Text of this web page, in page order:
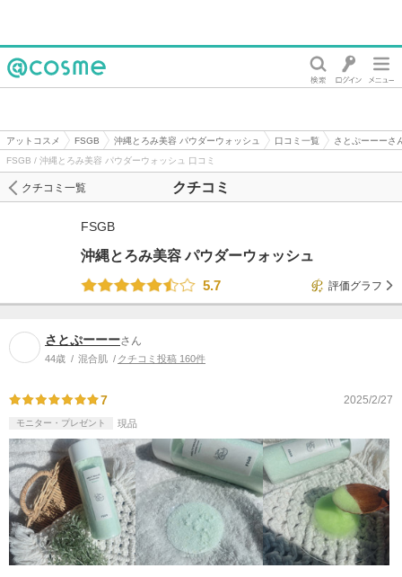
アットコスメ FSGB 沖縄とろみ美容 パウダーウォッシュ 口コミ一覧
さとぷーーーさ
FSGB / 沖縄とろみ美容 パウダーウォッシュ 口コミ
クチコミ
クチコミ一覧
FSGB
沖縄とろみ美容 パウダーウォッシュ
5.7
評価グラフ
さとぷーーーさん
44歳 混合肌 クチコミ投稿 160件
7 2025/2/27
モニター・プレゼント 現品